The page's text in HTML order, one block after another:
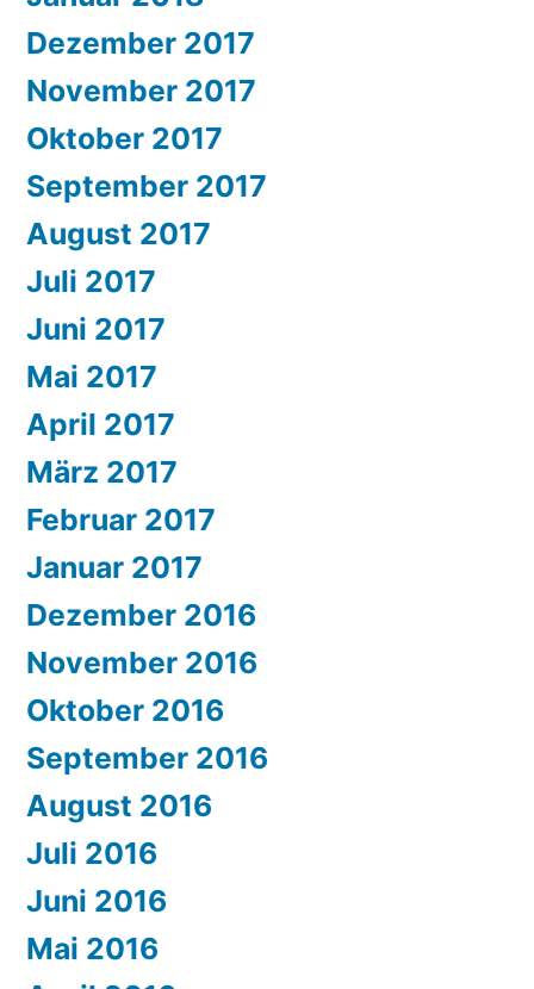
Dezember 2017
November 2017
Oktober 2017
September 2017
August 2017
Juli 2017
Juni 2017
Mai 2017
April 2017
März 2017
Februar 2017
Januar 2017
Dezember 2016
November 2016
Oktober 2016
September 2016
August 2016
Juli 2016
Juni 2016
Mai 2016